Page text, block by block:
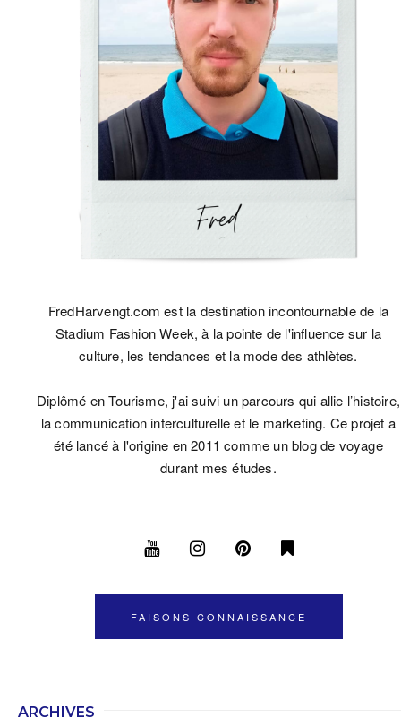
FredHarvengt.com est la destination incontournable de la
Stadium Fashion Week, à la pointe de l'influence sur la
culture, les tendances et la mode des athlètes.
Diplômé en Tourisme, j'ai suivi un parcours qui allie l’histoire,
la communication interculturelle et le marketing. Ce projet a
été lancé à l'origine en 2011 comme un blog de voyage
durant mes études.
FAISONS CONNAISSANCE
ARCHIVES